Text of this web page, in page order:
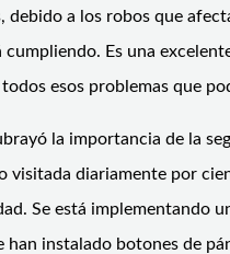
a los robos que
Es una
esos problemas que
la importancia de la
diariamente por
Se está implementando
han instalado botones de